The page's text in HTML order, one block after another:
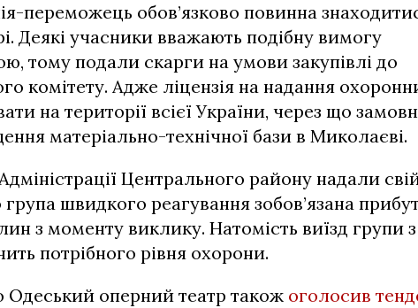
переможець обов’язково повинна
Деякі учасники вважають подібну вимогу
тому подали скарги на умови закупівлі до
комітету. Адже ліцензія на надання
на території всієї України, через що
матеріально-технічної бази в Миколаєві.
Центрального району надали
швидкого реагування зобов’язана
з моменту виклику. Натомість виїзд групи
потрібного рівня охорони.
Одеський оперний театр також оголосив